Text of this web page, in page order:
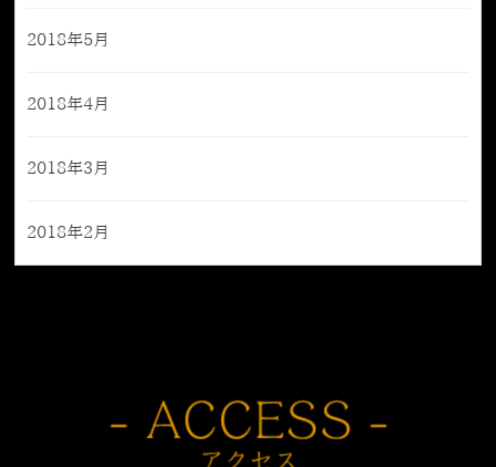
2018年5月
2018年4月
2018年3月
2018年2月